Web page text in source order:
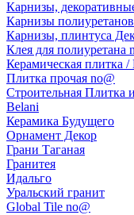
Карнизы,
Карнизы
Карнизы, плинтуса
Клея для полиуретана
Керамическая плитка /
Плитка прочая no@
Строительная Плитка
Belani
Керамика Будущего
Орнамент Декор
Грани Таганая
Гранитея
Идальго
Уральский гранит
Global Tile no@